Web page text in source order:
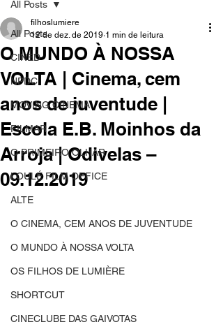
All Posts
CINED
NPDC
MOVING CINEMA
FILMAR
O PRIMEIRO OLHAR
LOULÉ FILM OFFICE
ALTE
O CINEMA, CEM ANOS DE JUVENTUDE
O MUNDO À NOSSA VOLTA
OS FILHOS DE LUMIÈRE
SHORTCUT
CINECLUBE DAS GAIVOTAS
All Posts
O MUNDO À NOSSA
VOLTA | Cinema, cem
anos de juventude |
Escola E.B. Moinhos da
Arroja | Odivelas –
09.12.2019
filhoslumiere
12 de dez. de 2019 1 min de leitura